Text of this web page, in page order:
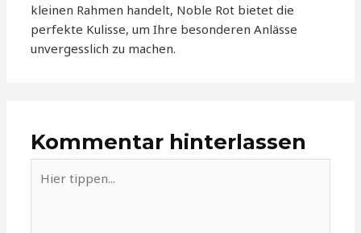
kleinen Rahmen handelt, Noble Rot bietet die
perfekte Kulisse, um Ihre besonderen Anlässe
unvergesslich zu machen.
Kommentar hinterlassen
tippen...